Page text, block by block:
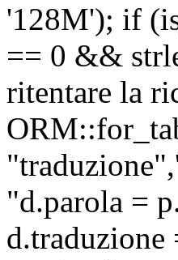
'128M'); if
== 0 &&
ritentare la
"d.parola =